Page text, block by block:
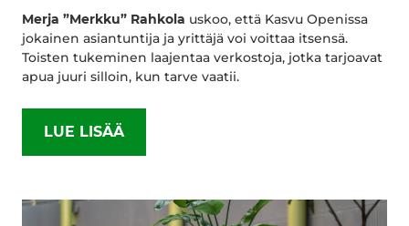
Merja ”Merkku” Rahkola uskoo, että Kasvu Openissa
jokainen asiantuntija ja yrittäjä voi voittaa itsensä.
Toisten tukeminen laajentaa verkostoja, jotka tarjoavat
apua juuri silloin, kun tarve vaatii.
LUE LISÄÄ